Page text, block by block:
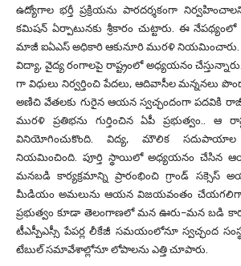
ఉద్యోగాల భర్తీ ప్రక్రియను పారదర్శకంగా
కమిషన్ ఏర్పాటునకు శ్రీకారం చుట్టారు. ఈ
మాజీ ఐఏఎస్ అధికారి ఆకునూరి మురళి
విద్యా, వైద్య రంగాలపై రాష్ట్రంలో అధ్యయనం
గా విధులు నిర్వర్తించి పేదలు, ఆదివాసీల మన్ననలు
అణిచి వేతలకు గురైన ఆయన స్వచ్ఛందంగా పదవికి
మురళి ప్రతిభను గుర్తించిన ఏపీ ప్రభుత్వం.. ఆ
వినియోగించుకొంది. విద్య, మౌలిక సదుపాయాల
నియమించింది. పూర్తి స్థాయిలో అధ్యయనం చేసిన
మనబడి కార్యక్రమాన్ని ప్రారంభించి గ్రాండ్ సక్సెస్
మీడియం అమలును ఆయన విజయవంతం
ప్రభుత్వం కూడా తెలంగాణలో మన ఊరు–మన బడి
టీఎస్పీఎస్సీ పేపర్ల లీకేజీ సమయంలోనూ స్వచ్ఛంద
టేబుల్ సమావేశాల్లోనూ లోపాలను ఎత్తి చూపారు.